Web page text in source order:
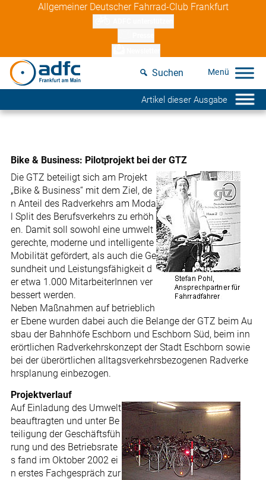
Allgemeiner Deutscher Fahrrad-Club Frankfurt
Suchen
Artikel dieser Ausgabe
Bike & Business: Pilotprojekt bei der GTZ
Die GTZ beteiligt sich am Projekt
„Bike & Business“ mit dem Ziel, de
n Anteil des Radverkehrs am Moda
l Split des Berufsverkehrs zu erhöh
en. Damit soll sowohl eine umwelt
gerechte, moderne und intelligente
Mobilität gefördert, als auch die Ge
sundheit und Leistungsfähigkeit d
er etwa 1.000 MitarbeiterInnen ver
bessert werden.
Neben Maßnahmen auf betrieblich
er Ebene wurden dabei auch die Belange der GTZ beim Au
sbau der Bahnhöfe Eschborn und Eschborn Süd, beim inn
erörtlichen Radverkehrskonzept der Stadt Eschborn sowie
bei der überörtlichen alltagsverkehrsbezogenen Radverke
hrsplanung einbezogen.
Projektverlauf
Auf Einladung des Umwelt
beauftragten und unter Be
teiligung der Geschäftsfüh
rung und des Betriebsrate
s fand im Oktober 2002 ei
n erstes Fachgespräch zur